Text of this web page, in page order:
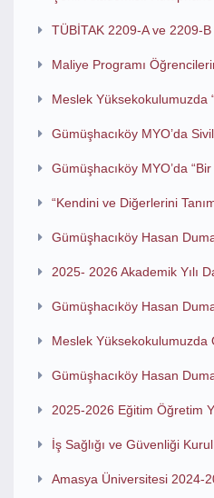
TÜBİTAK 2209-A ve 2209-B
Maliye Programı
Meslek Yüksekokulumuzda
Gümüşhacıköy MYO’da
Gümüşhacıköy MYO’da
“Kendini ve Diğerlerini
Gümüşhacıköy Hasan
2025- 2026 Akademik Yılı
Gümüşhacıköy Hasan
Meslek Yüksekokulumuzda
Gümüşhacıköy Hasan
2025-2026 Eğitim Öğretim
İş Sağlığı ve Güvenliği Kurul
Amasya Üniversitesi 2024-